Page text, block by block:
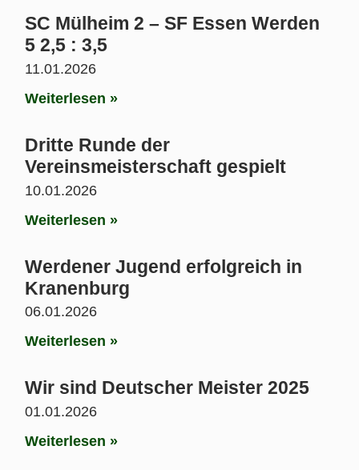
SC Mülheim 2 – SF Essen Werden
5 2,5 : 3,5
11.01.2026
Weiterlesen »
Dritte Runde der
Vereinsmeisterschaft gespielt
10.01.2026
Weiterlesen »
Werdener Jugend erfolgreich in
Kranenburg
06.01.2026
Weiterlesen »
Wir sind Deutscher Meister 2025
01.01.2026
Weiterlesen »